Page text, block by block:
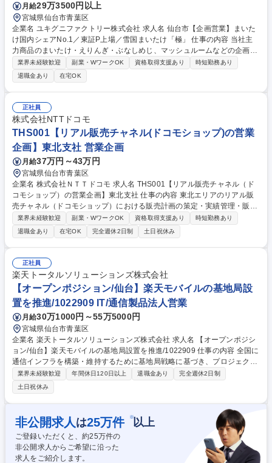
月給29万3500円以上
宮城県仙台市青葉区
企業名 ユキグニファクトリー株式会社 求人名 仙台市【企画営業】まいた
け国内シェアNo.1／東証P上場／雪国まいたけ「極」 仕事の内容 当社主
力商品のまいたけ・えりんぎ・ぶなしめじ、マッシュルームなどの企画提
案営業をお任せします。（本部商談・新規開拓・得意先への企画提案）残
業は20ｈ/月程度とワークライフバランスを保ちやすい環境です。 単に
「きのこを納品する」だけの営業ではありません。 大手スーパーや食品量
販店に対して、マーケティングデータを基に、売り場づくりや調理方法の
提案、コラボ案件の企画など、顧客の売上増加にむけて踏み込んだ提案を
行います。「今週末は冷え込むのでこのように売場を作りましょう。POP
はこのデザインで～」といった会話をバイヤー 募集職種 仙台市【企画営
業】まいたけ国内シェアNo.1／東証P上場／雪国まいたけ「極」
業界未経験歓迎 副業・WワークOK 資格取得支援あり
時短勤務あり
退職金あり
在宅OK
正社員
株式会社NTTドコモ
THS001【リアル販売チャネル(ドコモショップ)の営業
企画】東北支社 営業企画
月給37万円～43万円
宮城県仙台市青葉区
企業名 株式会社ＮＴＴドコモ 求人名 THS001【リアル販売チャネル（ド
コモショップ）の営業企画】東北支社 仕事の内容 東北エリアのリアル販
売チャネル（ドコモショップ）における販売計画の策定・実績管理・販売
施策の企画立案を担当いただきます。 【業務例】 ■他社対抗のための販売
施策の企画立案・推進 ■商業施設での販売促進イベントの規模拡大、生産
性向上や効率化推進 ■リアル販売チャネル（ドコモショップ）店頭での取
り組み推進 ■地域特性を踏まえたエリアマーケティングの推進 ■支社内経
営幹部レポート 募集職種 THS001【リアル販売チャネル（ドコモショッ
プ）の営業企画】東北支社
業界未経験歓迎 副業・WワークOK 資格取得支援あり
時短勤務あり
退職金あり
在宅OK 完全週休2日制 土日祝休み
正社員
楽天トータルソリューションズ株式会社
【オープンポジション/仙台】楽天モバイルの基地局設
置を推進/1022909 IT/通信製品法人営業
月給30万1000円～55万5000円
宮城県仙台市青葉区
企業名 楽天トータルソリューションズ株式会社 求人名 【オープンポジシ
ョン/仙台】楽天モバイルの基地局設置を推進/1022909 仕事の内容 全国に
通信インフラを構築・維持するために基地局戦略に基づき、プロジェクト
の発足から達成までのマネジメントを担っていただきます。大規模プロジ
ェクトを推進するマネジメント能力を身につけられます。 【業務詳細】■
基地局設置進捗管理：屋外/屋内/地下鉄トンネルにおける基地局設置進捗
を管理し、電波発射の時期や場所をコントロール■全国工事会社連携：工
事会社と連携し、マイルストーン策定、進捗管理■課題解決と調整：プロ
ジェクト課題に迅速に対応し解決■ドキュメント精査と品質向上：ドキュ
メントの確認・精査とプロセス改善■基地局運用・保守サポート：電波発
射済み基地局のオペレーションをサポートし、品質を保持 募集職種 【オ
ープンポジション/仙台】楽天モバイルの基地局設置を推進/1022909
業界未経験歓迎 年間休日120日以上 退職金あり
完全週休2日制
土日祝休み
非公開求人 は25万件 ※以上
ご登録いただくと、約25万件の
非公開求人からご希望に沿った
求人をご紹介します。